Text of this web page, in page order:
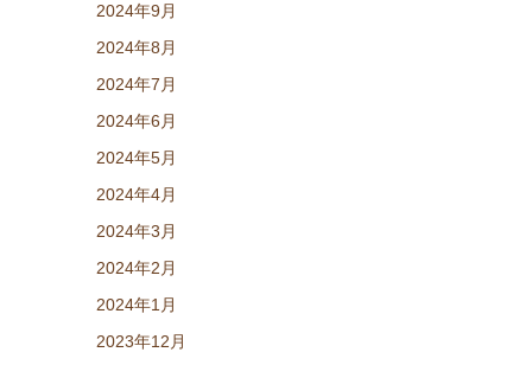
2024年9月
2024年8月
2024年7月
2024年6月
2024年5月
2024年4月
2024年3月
2024年2月
2024年1月
2023年12月